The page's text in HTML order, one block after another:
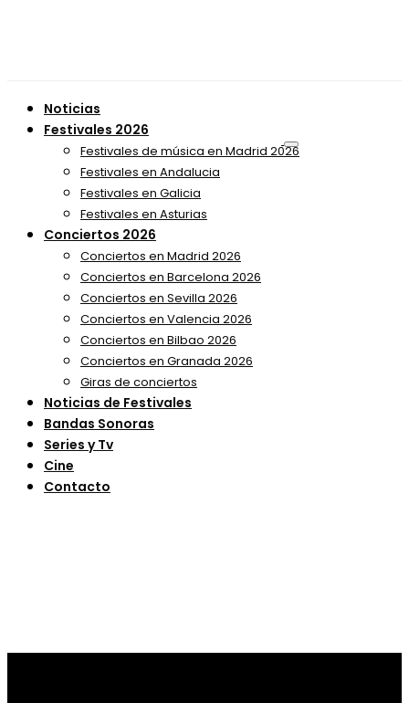
Noticias
Festivales 2026
Festivales de música en Madrid 2026
Festivales en Andalucia
Festivales en Galicia
Festivales en Asturias
Conciertos 2026
Conciertos en Madrid 2026
Conciertos en Barcelona 2026
Conciertos en Sevilla 2026
Conciertos en Valencia 2026
Conciertos en Bilbao 2026
Conciertos en Granada 2026
Giras de conciertos
Noticias de Festivales
Bandas Sonoras
Series y Tv
Cine
Contacto